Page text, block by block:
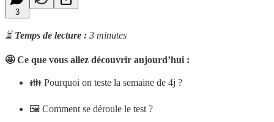
3
⏳ Temps de lecture : 3 minutes
🤩 Ce que vous allez découvrir aujourd’hui :
👪 Pourquoi on teste la semaine de 4j ?
🖼 Comment se déroule le test ?